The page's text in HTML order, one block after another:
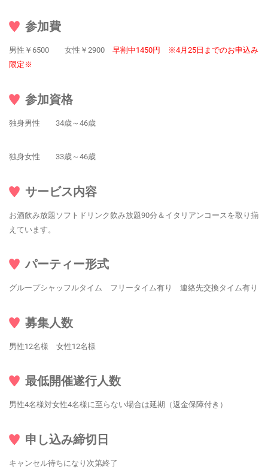
参加費
男性￥6500 女性￥2900 早割中1450円 ※4月25日までのお申込み
限定※
参加資格
独身男性 34歳～46歳
独身女性 33歳～46歳
サービス内容
お酒飲み放題ソフトドリンク飲み放題90分＆イタリアンコースを取り揃
えています。
パーティー形式
グループシャッフルタイム フリータイム有り 連絡先交換タイム有り
募集人数
男性12名様 女性12名様
最低開催遂行人数
男性4名様対女性4名様に至らない場合は延期（返金保障付き）
申し込み締切日
キャンセル待ちになり次第終了